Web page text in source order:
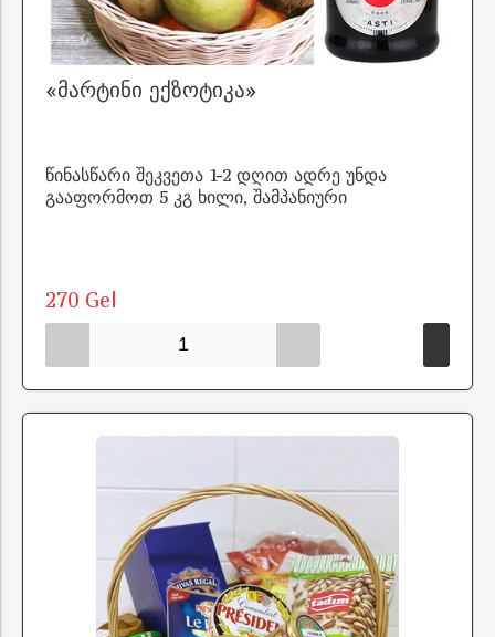
«მარტინი ექზოტიკა»
წინასწარი შეკვეთა 1-2 დღით ადრე უნდა
გააფორმოთ 5 კგ ხილი, შამპანიური
270 Gel